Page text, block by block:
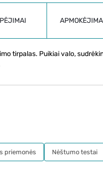
tirpalas. Puikiai valo,
priemonės Nėštumo testai